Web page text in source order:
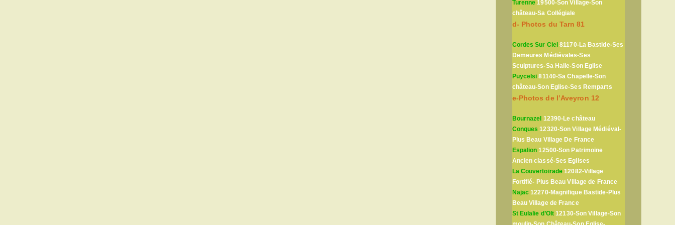
Turenne 19500-Son Village-Son
château-Sa Collégiale
d- Photos du Tarn 81
Cordes Sur Ciel 81170-La Bastide-Ses
Demeures Médiévales-Ses
Sculptures-Sa Halle-Son Eglise
Puycelsi 81140-Sa Chapelle-Son
château-Son Eglise-Ses Remparts
e-Photos de l’Aveyron 12
Bournazel 12390-Le château
Conques 12320-Son Village Médiéval-
Plus Beau Village De France
Espalion 12500-Son Patrimoine
Ancien classé-Ses Eglises
La Couvertoirade 12082-Village
Fortifié- Plus Beau Village de France
Najac 12270-Magnifique Bastide-Plus
Beau Village de France
St Eulalie d’Olt 12130-Son Village-Son